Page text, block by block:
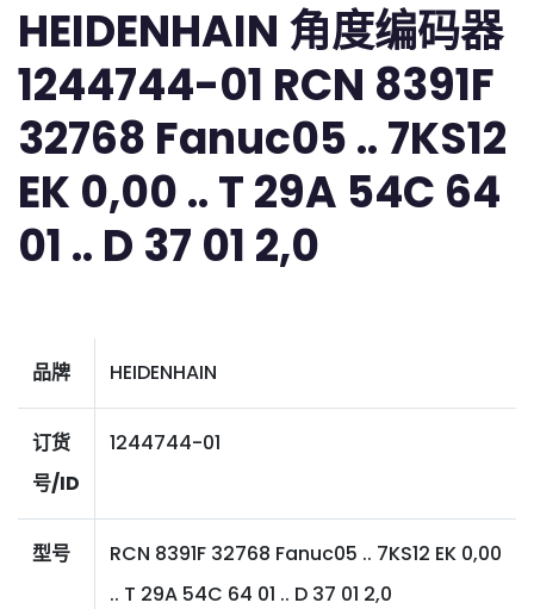
HEIDENHAIN 角度编码器
1244744-01 RCN 8391F
32768 Fanuc05 .. 7KS12
EK 0,00 .. T 29A 54C 64
01 .. D 37 01 2,0
品牌 HEIDENHAIN
订货
号/ID
1244744-01
型号
RCN 8391F 32768 Fanuc05 .. 7KS12 EK 0,00
.. T 29A 54C 64 01 .. D 37 01 2,0